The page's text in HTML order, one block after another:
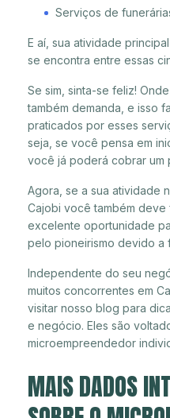
Serviços de
E aí, sua atividade
se encontra entre essas
Se sim, sinta-se feliz!
também demanda, e isso
praticados por esses
seja, se você pensa em
você já poderá cobrar um
Agora, se a sua atividade
Cajobi você também deve
excelente oportunidade
pelo pioneirismo devido a
Independente do seu
muitos concorrentes em
visitar nosso blog para
e negócio. Eles são
microempreendedor
MAIS DADOS